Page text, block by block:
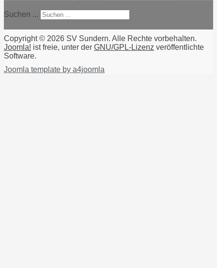
Suchen ...
Copyright © 2026 SV Sundern. Alle Rechte vorbehalten.
Joomla! ist freie, unter der GNU/GPL-Lizenz veröffentlichte
Software.
Joomla template by a4joomla